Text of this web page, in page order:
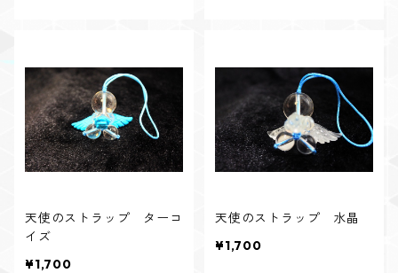
天使のストラップ ターコ
イズ
¥1,700
天使のストラップ 水晶
¥1,700